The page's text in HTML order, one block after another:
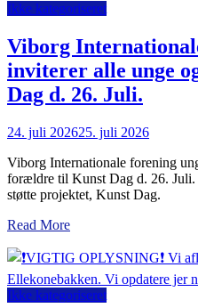
Ikke kategoriseret
Viborg
inviterer alle unge
Dag d. 26. Juli.
24. juli 202625. juli 2026
Viborg Internationale forening
forældre til Kunst Dag d. 26.
støtte projektet, Kunst Dag.
Read More
Ikke kategoriseret